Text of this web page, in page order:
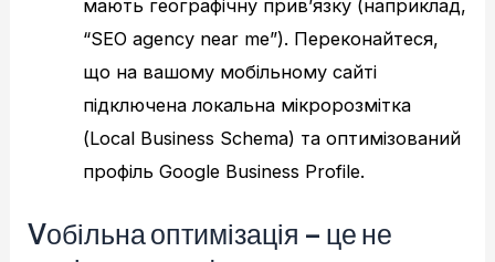
мають географічну прив’язку (наприклад,
“SEO agency near me”). Переконайтеся,
що на вашому мобільному сайті
підключена локальна мікророзмітка
(Local Business Schema) та оптимізований
профіль Google Business Profile.
Vобільна оптимізація – це не